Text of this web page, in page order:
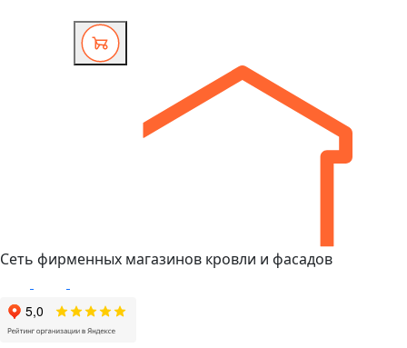
Сеть фирменных магазинов кровли и фасадов